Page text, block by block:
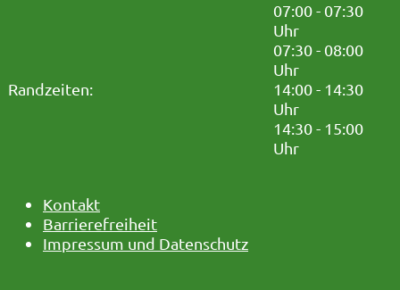
Randzeiten:
07:00 - 07:30
Uhr
07:30 - 08:00
Uhr
14:00 - 14:30
Uhr
14:30 - 15:00
Uhr
Kontakt
Barrierefreiheit
Impressum und Datenschutz